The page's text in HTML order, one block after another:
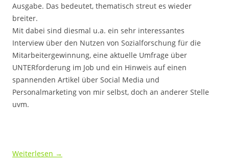
Ausgabe. Das bedeutet, thematisch streut es wieder
breiter.
Mit dabei sind diesmal u.a. ein sehr interessantes
Interview über den Nutzen von Sozialforschung für die
Mitarbeitergewinnung, eine aktuelle Umfrage über
UNTERforderung im Job und ein Hinweis auf einen
spannenden Artikel über Social Media und
Personalmarketing von mir selbst, doch an anderer Stelle
uvm.
Weiterlesen →